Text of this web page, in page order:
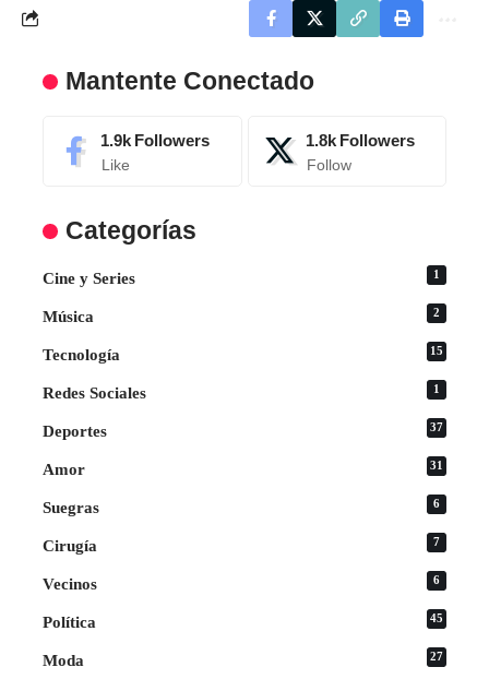
Mantente Conectado
1.9k Followers
Like
1.8k Followers
Follow
Categorías
Cine y Series 1
Música 2
Tecnología 15
Redes Sociales 1
Deportes 37
Amor 31
Suegras 6
Cirugía 7
Vecinos 6
Política 45
Moda 27